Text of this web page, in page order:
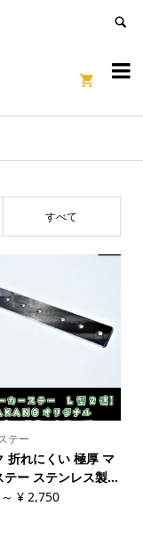


すべて
テー
折れにくい 極厚 マ
テー ステンレス製...
～¥ 2,750